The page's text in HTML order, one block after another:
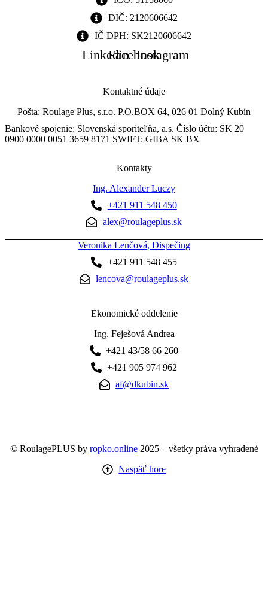
DIČ: 2120606642
IČ DPH: SK2120606642
LinkedinFacebookInstagram
Kontaktné údaje
Pošta: Roulage Plus, s.r.o. P.O.BOX 64, 026 01 Dolný Kubín
Bankové spojenie: Slovenská sporiteľňa, a.s. Číslo účtu: SK 20
0900 0000 0051 3659 8171 SWIFT: GIBA SK BX
Kontakty
Ing. Alexander Luczy
+421 911 548 450
alex@roulageplus.sk
Veronika Lenčová, Dispečing
+421 911 548 455
lencova@roulageplus.sk
Ekonomické oddelenie
Ing. Feješová Andrea
+421 43/58 66 260
+421 905 974 962
af@dkubin.sk
© RoulagePLUS by ropko.online2025 – všetky práva vyhradené
Naspäť hore